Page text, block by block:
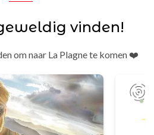
vinden!
om naar La Plagne te komen ❤️